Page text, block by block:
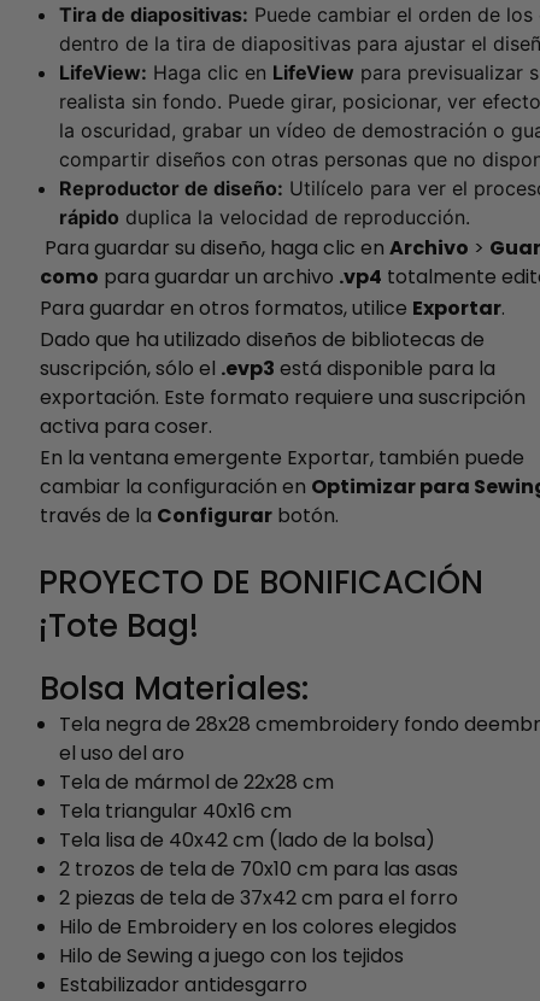
Tira de diapositivas: Puede cambiar el orden de
dentro de la tira de diapositivas para ajustar el
LifeView: Haga clic en LifeView para previsualizar
realista sin fondo. Puede girar, posicionar, ver
la oscuridad, grabar un vídeo de demostración o
compartir diseños con otras personas que no
Reproductor de diseño: Utilícelo para ver el
rápido duplica la velocidad de reproducción.
Para guardar su diseño, haga clic en Archivo >
como para guardar un archivo .vp4 totalmente
Para guardar en otros formatos, utilice Exportar.
Dado que ha utilizado diseños de bibliotecas de
suscripción, sólo el .evp3 está disponible para la
exportación. Este formato requiere una suscripción
activa para coser.
En la ventana emergente Exportar, también puede
cambiar la configuración en Optimizar para
través de la Configurar botón.
PROYECTO DE BONIFICACIÓN
¡Tote Bag!
Bolsa Materiales:
Tela negra de 28x28 cmembroidery fondo
el uso del aro
Tela de mármol de 22x28 cm
Tela triangular 40x16 cm
Tela lisa de 40x42 cm (lado de la bolsa)
2 trozos de tela de 70x10 cm para las asas
2 piezas de tela de 37x42 cm para el forro
Hilo de Embroidery en los colores elegidos
Hilo de Sewing a juego con los tejidos
Estabilizador antidesgarro